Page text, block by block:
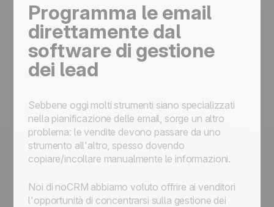
Programma le email
direttamente dal
software di gestione
dei lead
Sebbene oggi molti strumenti siano specializzati
nella pianificazione delle email, sorge un altro
problema: le vendite devono passare da uno
strumento all'altro, spesso dovendo
copiare/incollare manualmente le informazioni.
Noi di noCRM abbiamo voluto offrire ai venditori
l'opportunità di concentrarsi sulla gestione dei